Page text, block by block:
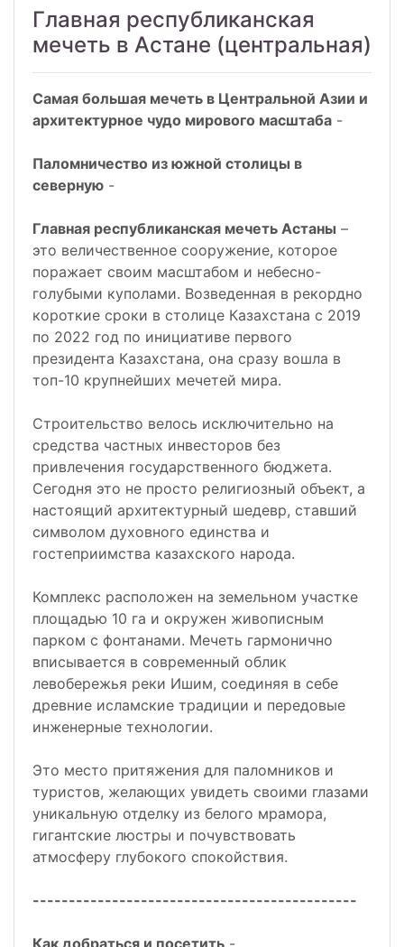
Главная республиканская
мечеть в Астане (центральная)
Самая большая мечеть в Центральной Азии и
архитектурное чудо мирового масштаба -
Паломничество из южной столицы в
северную -
Главная республиканская мечеть Астаны –
это величественное сооружение, которое
поражает своим масштабом и небесно-
голубыми куполами. Возведенная в рекордно
короткие сроки в столице Казахстана с 2019
по 2022 год по инициативе первого
президента Казахстана, она сразу вошла в
топ-10 крупнейших мечетей мира.
Строительство велось исключительно на
средства частных инвесторов без
привлечения государственного бюджета.
Сегодня это не просто религиозный объект, а
настоящий архитектурный шедевр, ставший
символом духовного единства и
гостеприимства казахского народа.
Комплекс расположен на земельном участке
площадью 10 га и окружен живописным
парком с фонтанами. Мечеть гармонично
вписывается в современный облик
левобережья реки Ишим, соединяя в себе
древние исламские традиции и передовые
инженерные технологии.
Это место притяжения для паломников и
туристов, желающих увидеть своими глазами
уникальную отделку из белого мрамора,
гигантские люстры и почувствовать
атмосферу глубокого спокойствия.
---------------------------------------------